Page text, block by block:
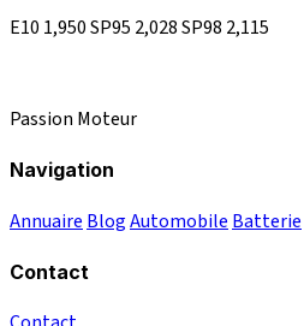
E10 1,950SP95 2,028SP98 2,115
Passion Moteur
Navigation
Annuaire BlogAutomobile Batterie
Contact